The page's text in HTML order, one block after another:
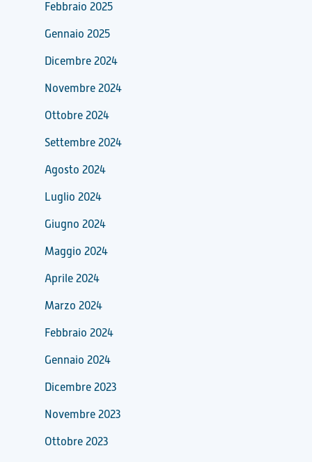
Febbraio 2025
Gennaio 2025
Dicembre 2024
Novembre 2024
Ottobre 2024
Settembre 2024
Agosto 2024
Luglio 2024
Giugno 2024
Maggio 2024
Aprile 2024
Marzo 2024
Febbraio 2024
Gennaio 2024
Dicembre 2023
Novembre 2023
Ottobre 2023